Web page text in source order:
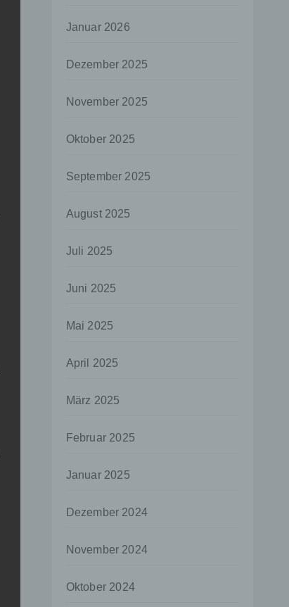
Januar 2026
Dezember 2025
November 2025
Oktober 2025
September 2025
August 2025
Juli 2025
Juni 2025
Mai 2025
April 2025
März 2025
Februar 2025
Januar 2025
Dezember 2024
November 2024
Oktober 2024